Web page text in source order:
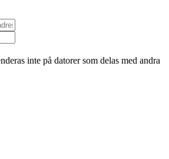
inte på datorer som delas med andra